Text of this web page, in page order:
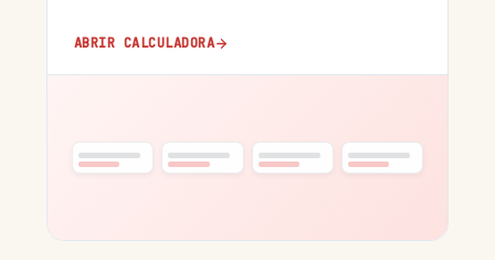
ABRIR CALCULADORA